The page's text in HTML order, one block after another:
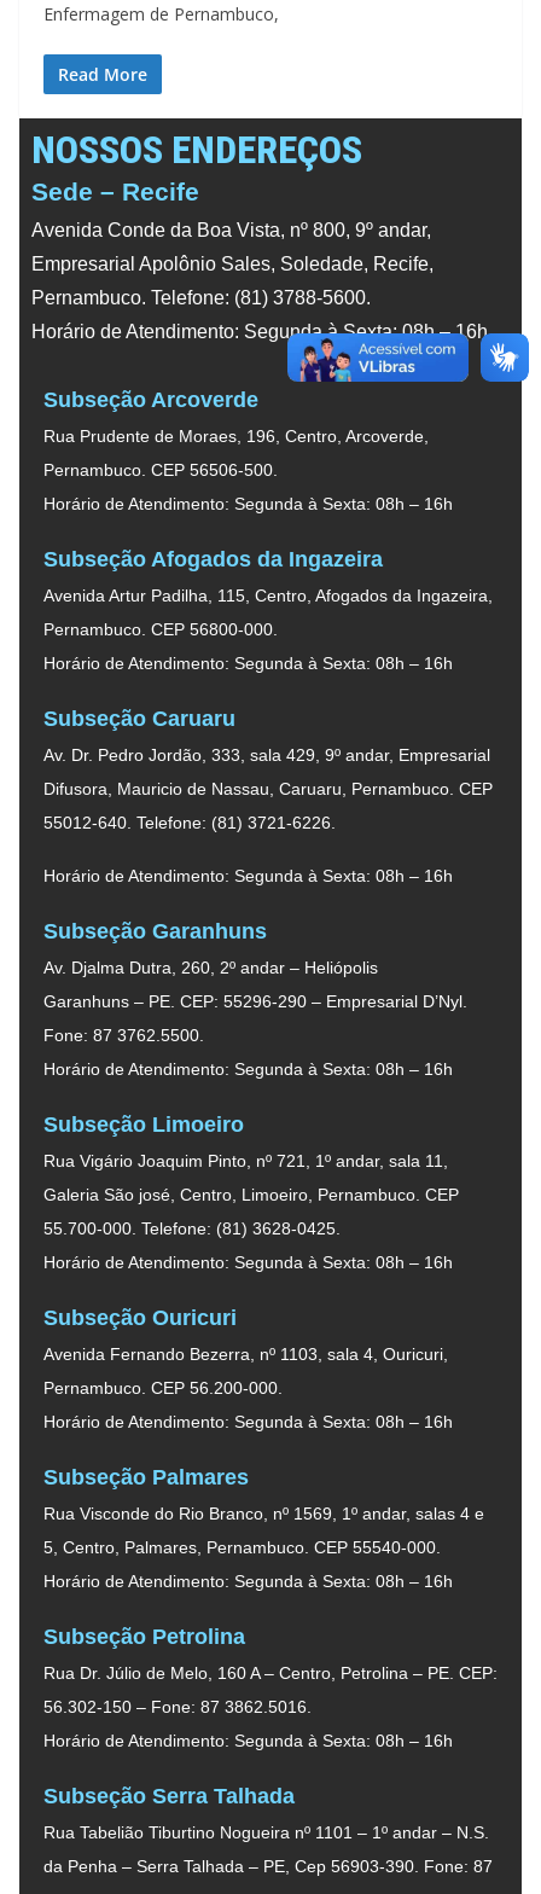
Enfermagem de Pernambuco,
Read More
NOSSOS ENDEREÇOS
Sede – Recife
Avenida Conde da Boa Vista, nº 800, 9º andar,
Empresarial Apolônio Sales, Soledade, Recife,
Pernambuco. Telefone: (81) 3788-5600.
Horário de Atendimento: Segunda à Sexta: 08h – 16h
Subseção Arcoverde
Rua Prudente de Moraes, 196, Centro, Arcoverde,
Pernambuco. CEP 56506-500.
Horário de Atendimento: Segunda à Sexta: 08h – 16h
Subseção Afogados da Ingazeira
Avenida Artur Padilha, 115, Centro, Afogados da Ingazeira,
Pernambuco. CEP 56800-000.
Horário de Atendimento: Segunda à Sexta: 08h – 16h
Subseção Caruaru
Av. Dr. Pedro Jordão, 333, sala 429, 9º andar, Empresarial
Difusora, Mauricio de Nassau, Caruaru, Pernambuco. CEP
55012-640. Telefone: (81) 3721-6226.
Horário de Atendimento: Segunda à Sexta: 08h – 16h
Subseção Garanhuns
Av. Djalma Dutra, 260, 2º andar – Heliópolis
Garanhuns – PE. CEP: 55296-290 – Empresarial D’Nyl.
Fone: 87 3762.5500.
Horário de Atendimento: Segunda à Sexta: 08h – 16h
Subseção Limoeiro
Rua Vigário Joaquim Pinto, nº 721, 1º andar, sala 11,
Galeria São josé, Centro, Limoeiro, Pernambuco. CEP
55.700-000. Telefone: (81) 3628-0425.
Horário de Atendimento: Segunda à Sexta: 08h – 16h
Subseção Ouricuri
Avenida Fernando Bezerra, nº 1103, sala 4, Ouricuri,
Pernambuco. CEP 56.200-000.
Horário de Atendimento: Segunda à Sexta: 08h – 16h
Subseção Palmares
Rua Visconde do Rio Branco, nº 1569, 1º andar, salas 4 e
5, Centro, Palmares, Pernambuco. CEP 55540-000.
Horário de Atendimento: Segunda à Sexta: 08h – 16h
Subseção Petrolina
Rua Dr. Júlio de Melo, 160 A – Centro, Petrolina – PE. CEP:
56.302-150 – Fone: 87 3862.5016.
Horário de Atendimento: Segunda à Sexta: 08h – 16h
Subseção Serra Talhada
Rua Tabelião Tiburtino Nogueira nº 1101 – 1º andar – N.S.
da Penha – Serra Talhada – PE, Cep 56903-390. Fone: 87